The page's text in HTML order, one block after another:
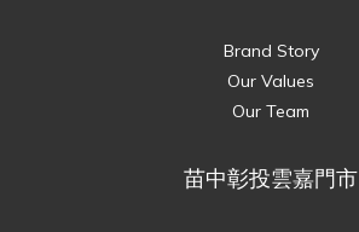
Brand Story
Our Values
Our Team
苗中彰投雲嘉門市